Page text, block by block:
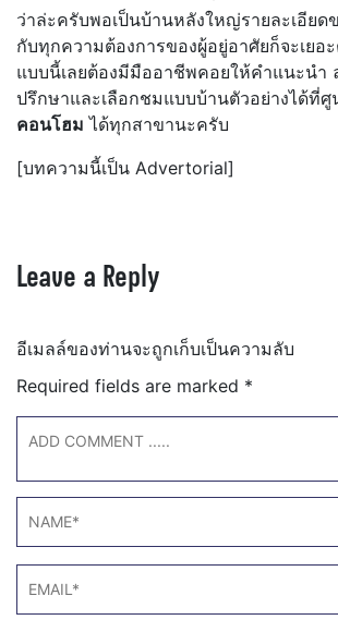
ว่าล่ะครับพอเป็นบ้านหลังใหญ่รายละเอียด
กับทุกความต้องการของผู้อยู่อาศัยก็จะเยอะ
แบบนี้เลยต้องมีมืออาชีพคอยให้คำแนะนำ
ปรึกษาและเลือกชมแบบบ้านตัวอย่างได้ที่ศู
คอนโฮม ได้ทุกสาขานะครับ
[บทความนี้เป็น Advertorial]
Leave a Reply
อีเมลล์ของท่านจะถูกเก็บเป็นความลับ
Required fields are marked *